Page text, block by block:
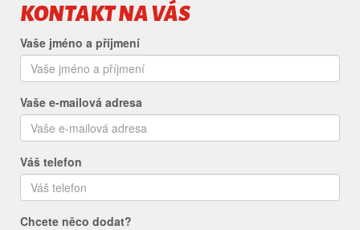
KONTAKT NA VÁS
Vaše jméno a příjmení
Vaše e-mailová adresa
Váš telefon
Chcete něco dodat?